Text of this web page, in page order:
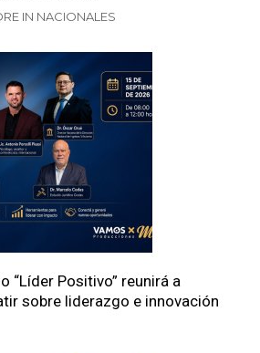
IN NACIONALES
“Líder Positivo” reunirá a
sobre liderazgo e innovación